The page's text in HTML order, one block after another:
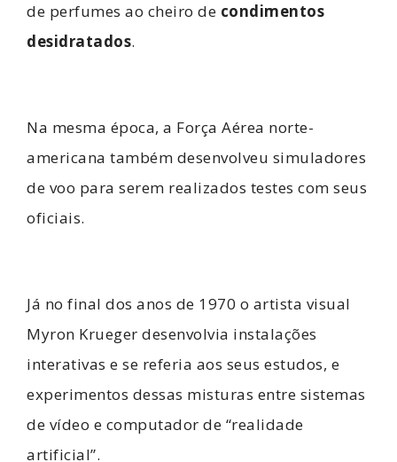
de perfumes ao cheiro de condimentos
desidratados.
Na mesma época, a Força Aérea norte-
americana também desenvolveu simuladores
de voo para serem realizados testes com seus
oficiais.
Já no final dos anos de 1970 o artista visual
Myron Krueger desenvolvia instalações
interativas e se referia aos seus estudos, e
experimentos dessas misturas entre sistemas
de vídeo e computador de “realidade
artificial”.